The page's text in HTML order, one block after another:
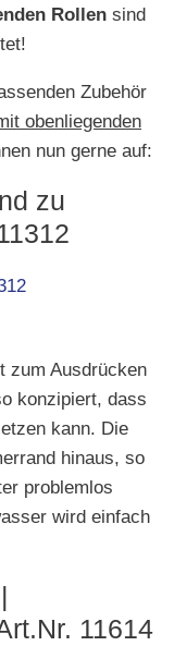
Rollen sind
Zubehör
obenliegenden
nun gerne auf:
zu
zum Ausdrücken
konzipiert, dass
kann. Die
hinaus, so
problemlos
wird einfach
11614